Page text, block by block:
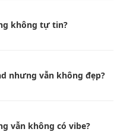
không tự tin?
nhưng vẫn không đẹp?
vẫn không có vibe?